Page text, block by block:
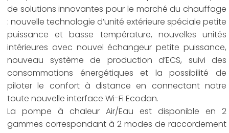
de solutions innovantes pour le marché du chauffage
: nouvelle technologie d’unité extérieure spéciale petite
puissance et basse température, nouvelles unités
intérieures avec nouvel échangeur petite puissance,
nouveau système de production d’ECS, suivi des
consommations énergétiques et la possibilité de
piloter le confort à distance en connectant notre
toute nouvelle interface Wi-Fi Ecodan.
La pompe à chaleur Air/Eau est disponible en 2
gammes correspondant à 2 modes de raccordement